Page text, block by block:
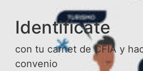
Identificate
con tu carnet de CFIA y
convenio